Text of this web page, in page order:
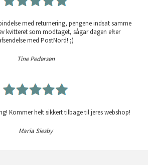
med returnering, pengene indsat samme
kvitteret som modtaget, sågar dagen efter
med PostNord! ;)
Tine Pedersen
Kommer helt sikkert tilbage til jeres webshop!
Maria Siesby